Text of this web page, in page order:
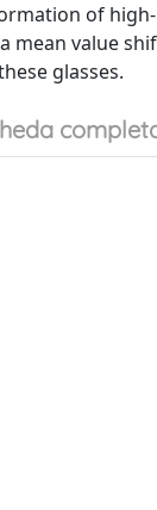
of
value
glasses.